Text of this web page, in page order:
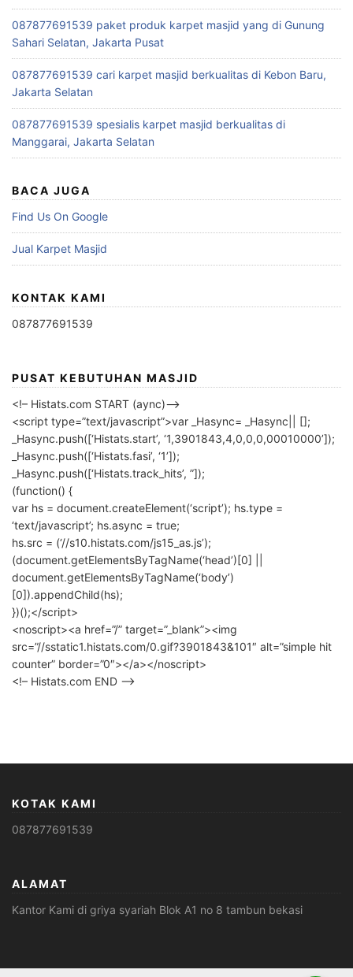
087877691539 paket produk karpet masjid yang di Gunung
Sahari Selatan, Jakarta Pusat
087877691539 cari karpet masjid berkualitas di Kebon Baru,
Jakarta Selatan
087877691539 spesialis karpet masjid berkualitas di
Manggarai, Jakarta Selatan
BACA JUGA
Find Us On Google
Jual Karpet Masjid
KONTAK KAMI
087877691539
PUSAT KEBUTUHAN MASJID
<!– Histats.com START (aync)–>
<script type=”text/javascript”>var _Hasync= _Hasync|| [];
_Hasync.push([‘Histats.start’, ‘1,3901843,4,0,0,0,00010000’]);
_Hasync.push([‘Histats.fasi’, ‘1’]);
_Hasync.push([‘Histats.track_hits’, ”]);
(function() {
var hs = document.createElement(‘script’); hs.type =
‘text/javascript’; hs.async = true;
hs.src = (‘//s10.histats.com/js15_as.js’);
(document.getElementsByTagName(‘head’)[0] ||
document.getElementsByTagName(‘body’)
[0]).appendChild(hs);
})();</script>
<noscript><a href=”/” target=”_blank”><img
src=”//sstatic1.histats.com/0.gif?3901843&101″ alt=”simple hit
counter” border=”0″></a></noscript>
<!– Histats.com END –>
KOTAK KAMI
087877691539
ALAMAT
Kantor Kami di griya syariah Blok A1 no 8 tambun bekasi